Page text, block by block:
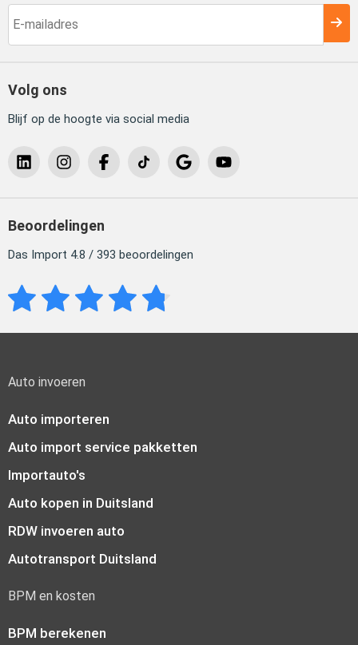
Volg ons
Blijf op de hoogte via social media
Beoordelingen
Das Import 4.8 / 393 beoordelingen
Auto invoeren
Auto importeren
Auto import service pakketten
Importauto's
Auto kopen in Duitsland
RDW invoeren auto
Autotransport Duitsland
BPM en kosten
BPM berekenen